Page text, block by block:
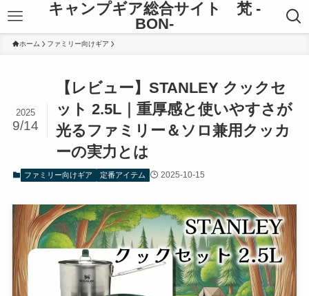
キャンプギア総合サイト 梵 -
BON-
ホーム ファミリー向けギア
【レビュー】STANLEY クックセ
ット 2.5L｜重厚感と使いやすさが
光るファミリー＆ソロ兼用クッカ
ーの実力とは
2025
9/14
ファミリー向けギア 定番アイテム 2025-10-15